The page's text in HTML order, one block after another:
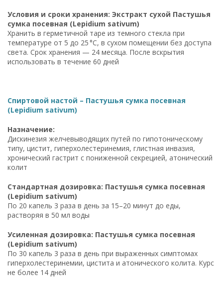
Условия и сроки хранения: Экстракт сухой Пастушья
сумка посевная (Lepidium sativum)
Хранить в герметичной таре из темного стекла при
температуре от 5 до 25 °C, в сухом помещении без доступа
света. Срок хранения — 24 месяца. После вскрытия
использовать в течение 60 дней
Спиртовой настой – Пастушья сумка посевная
(Lepidium sativum)
Назначение:
Дискинезия желчевыводящих путей по гипотоническому
типу, цистит, гиперхолестеринемия, глистная инвазия,
хронический гастрит с пониженной секрецией, атонический
колит
Стандартная дозировка: Пастушья сумка посевная
(Lepidium sativum)
По 20 капель 3 раза в день за 15–20 минут до еды,
растворяя в 50 мл воды
Усиленная дозировка: Пастушья сумка посевная
(Lepidium sativum)
По 30 капель 3 раза в день при выраженных симптомах
гиперхолестеринемии, цистита и атонического колита. Курс
не более 14 дней